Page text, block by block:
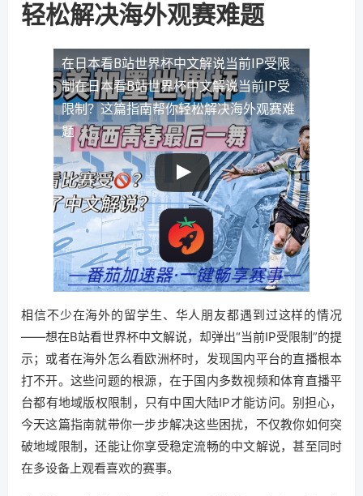
轻松解决海外观赛难题
在日本看B站世界杯中文解说当前IP受限
制在日本看B站世界杯中文解说当前IP受
限制？这篇指南帮你轻松解决海外观赛难
题
相信不少在海外的留学生、华人朋友都遇到过这样的情况
——想在B站看世界杯中文解说，却弹出“当前IP受限制”的提
示；或者在海外怎么看欧洲杯时，发现国内平台的直播根本
打不开。这些问题的根源，在于国内多数视频和体育直播平
台都有地域版权限制，只有中国大陆IP才能访问。别担心，
今天这篇指南就带你一步步解决这些困扰，不仅教你如何突
破地域限制，还能让你享受稳定流畅的中文解说，甚至同时
在多设备上观看喜欢的赛事。